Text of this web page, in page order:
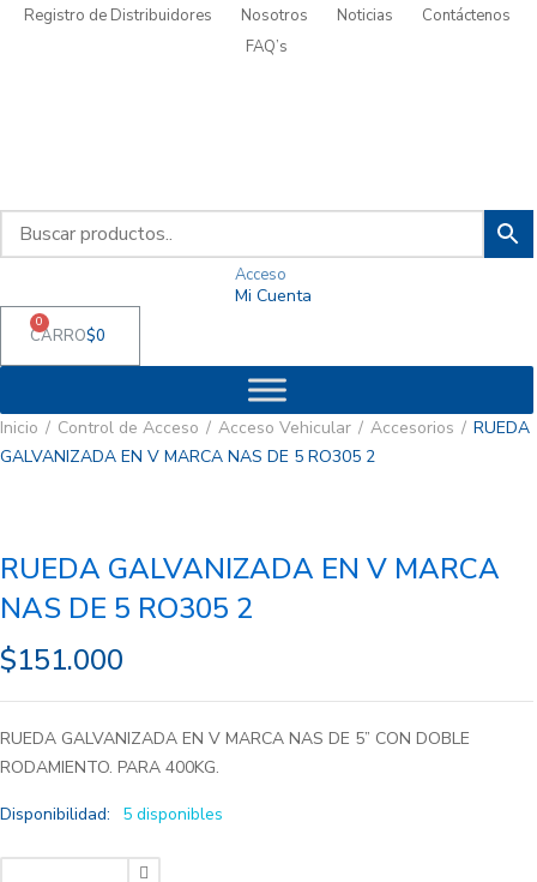
Registro de Distribuidores Nosotros Noticias
Contáctenos
FAQ’s
Acceso
Mi Cuenta
$0
0
CARRO
Inicio Control de Acceso Acceso Vehicular Accesorios
RUEDA
GALVANIZADA EN V MARCA NAS DE 5 RO305 2
RUEDA GALVANIZADA EN V MARCA
NAS DE 5 RO305 2
$151.000
RUEDA GALVANIZADA EN V MARCA NAS DE 5” CON DOBLE
RODAMIENTO. PARA 400KG.
Disponibilidad: 5 disponibles
RUEDA GALVANIZADA EN V MARCA NAS DE 5 RO305 2 cantidad